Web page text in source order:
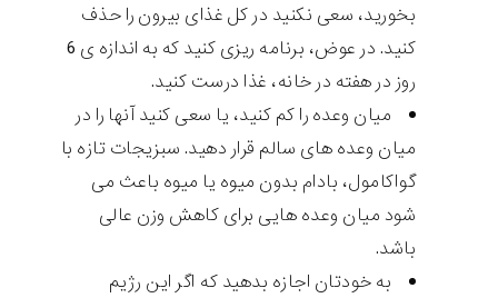
بخورید، سعی نکنید در کل غذای بیرون را حذف
کنید. در عوض، برنامه ریزی کنید که به اندازه ی 6
روز در هفته در خانه، غذا درست کنید.
میان وعده را کم کنید، یا سعی کنید آنها را در
میان وعده های سالم قرار دهید. سبزیجات تازه با
گواکامول، بادام بدون میوه یا میوه باعث می
شود میان وعده هایی برای کاهش وزن عالی
باشد.
به خودتان اجازه بدهید که اگر این رژیم